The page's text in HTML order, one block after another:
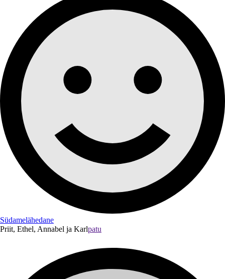
Südamelähedane
Priit, Ethel, Annabel ja Karlpatu